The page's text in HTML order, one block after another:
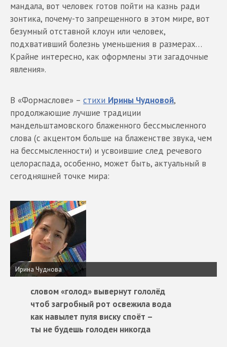
мандала, вот человек готов пойти на казнь ради
зонтика, почему-то запрещенного в этом мире, вот
безумный отставной клоун или человек,
подхвативший болезнь уменьшения в размерах…
Крайне интересно, как оформлены эти загадочные
явления».
В «Формаслове» – стихи Ирины Чудновой,
продолжающие лучшие традиции
мандельштамовского блаженного бессмысленного
слова (с акцентом больше на блаженстве звука, чем
на бессмысленности) и усвоившие след речевого
целораспада, особенно, может быть, актуальный в
сегодняшней точке мира:
Ирина Чуднова
словом «голод» вывернут гололёд
чтоб загробный рот освежила вода
как навылет пуля виску споёт –
ты не будешь голоден никогда